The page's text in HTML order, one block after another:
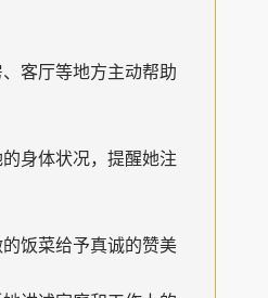
客厅等地方主动帮助
身体状况，提醒她注
饭菜给予真诚的赞美